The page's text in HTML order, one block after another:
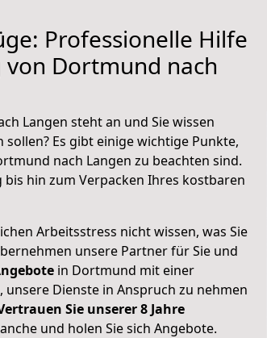
Professionelle Hilfe
Dortmund nach
Langen steht an und Sie wissen
sollen? Es gibt einige wichtige Punkte,
nach Langen zu beachten sind.
hin zum Verpacken Ihres kostbaren
Arbeitsstress nicht wissen, was Sie
unsere Partner für Sie und
in Dortmund mit einer
, unsere Dienste in Anspruch zu nehmen
Sie unserer 8 Jahre
und holen Sie sich Angebote.